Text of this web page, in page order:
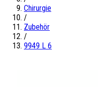
Chirurgie
/
Zubehör
/
9949 L 6